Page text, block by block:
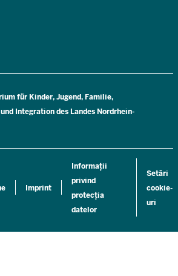
Imprint
Informații
privind
protecția
datelor
Setări
cookie-
uri
für Kinder, Jugend, Familie,
Integration des Landes Nordrhein-